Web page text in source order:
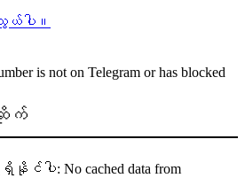
ယ်ပါ။
is not on Telegram or has blocked
ဆိုက်
ါ: No cached data from